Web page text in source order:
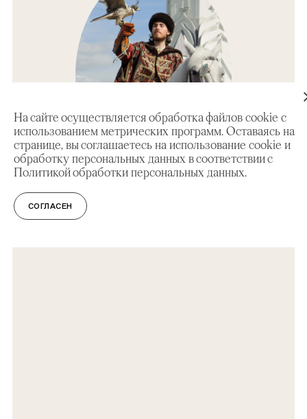
На сайте осуществляется обработка файлов cookie с
использованием метрических программ. Оставаясь на
странице, вы соглашаетесь на использование cookie и
обработку персональных данных в соответствии с
Политикой обработки персональных данных.
СОГЛАСЕН